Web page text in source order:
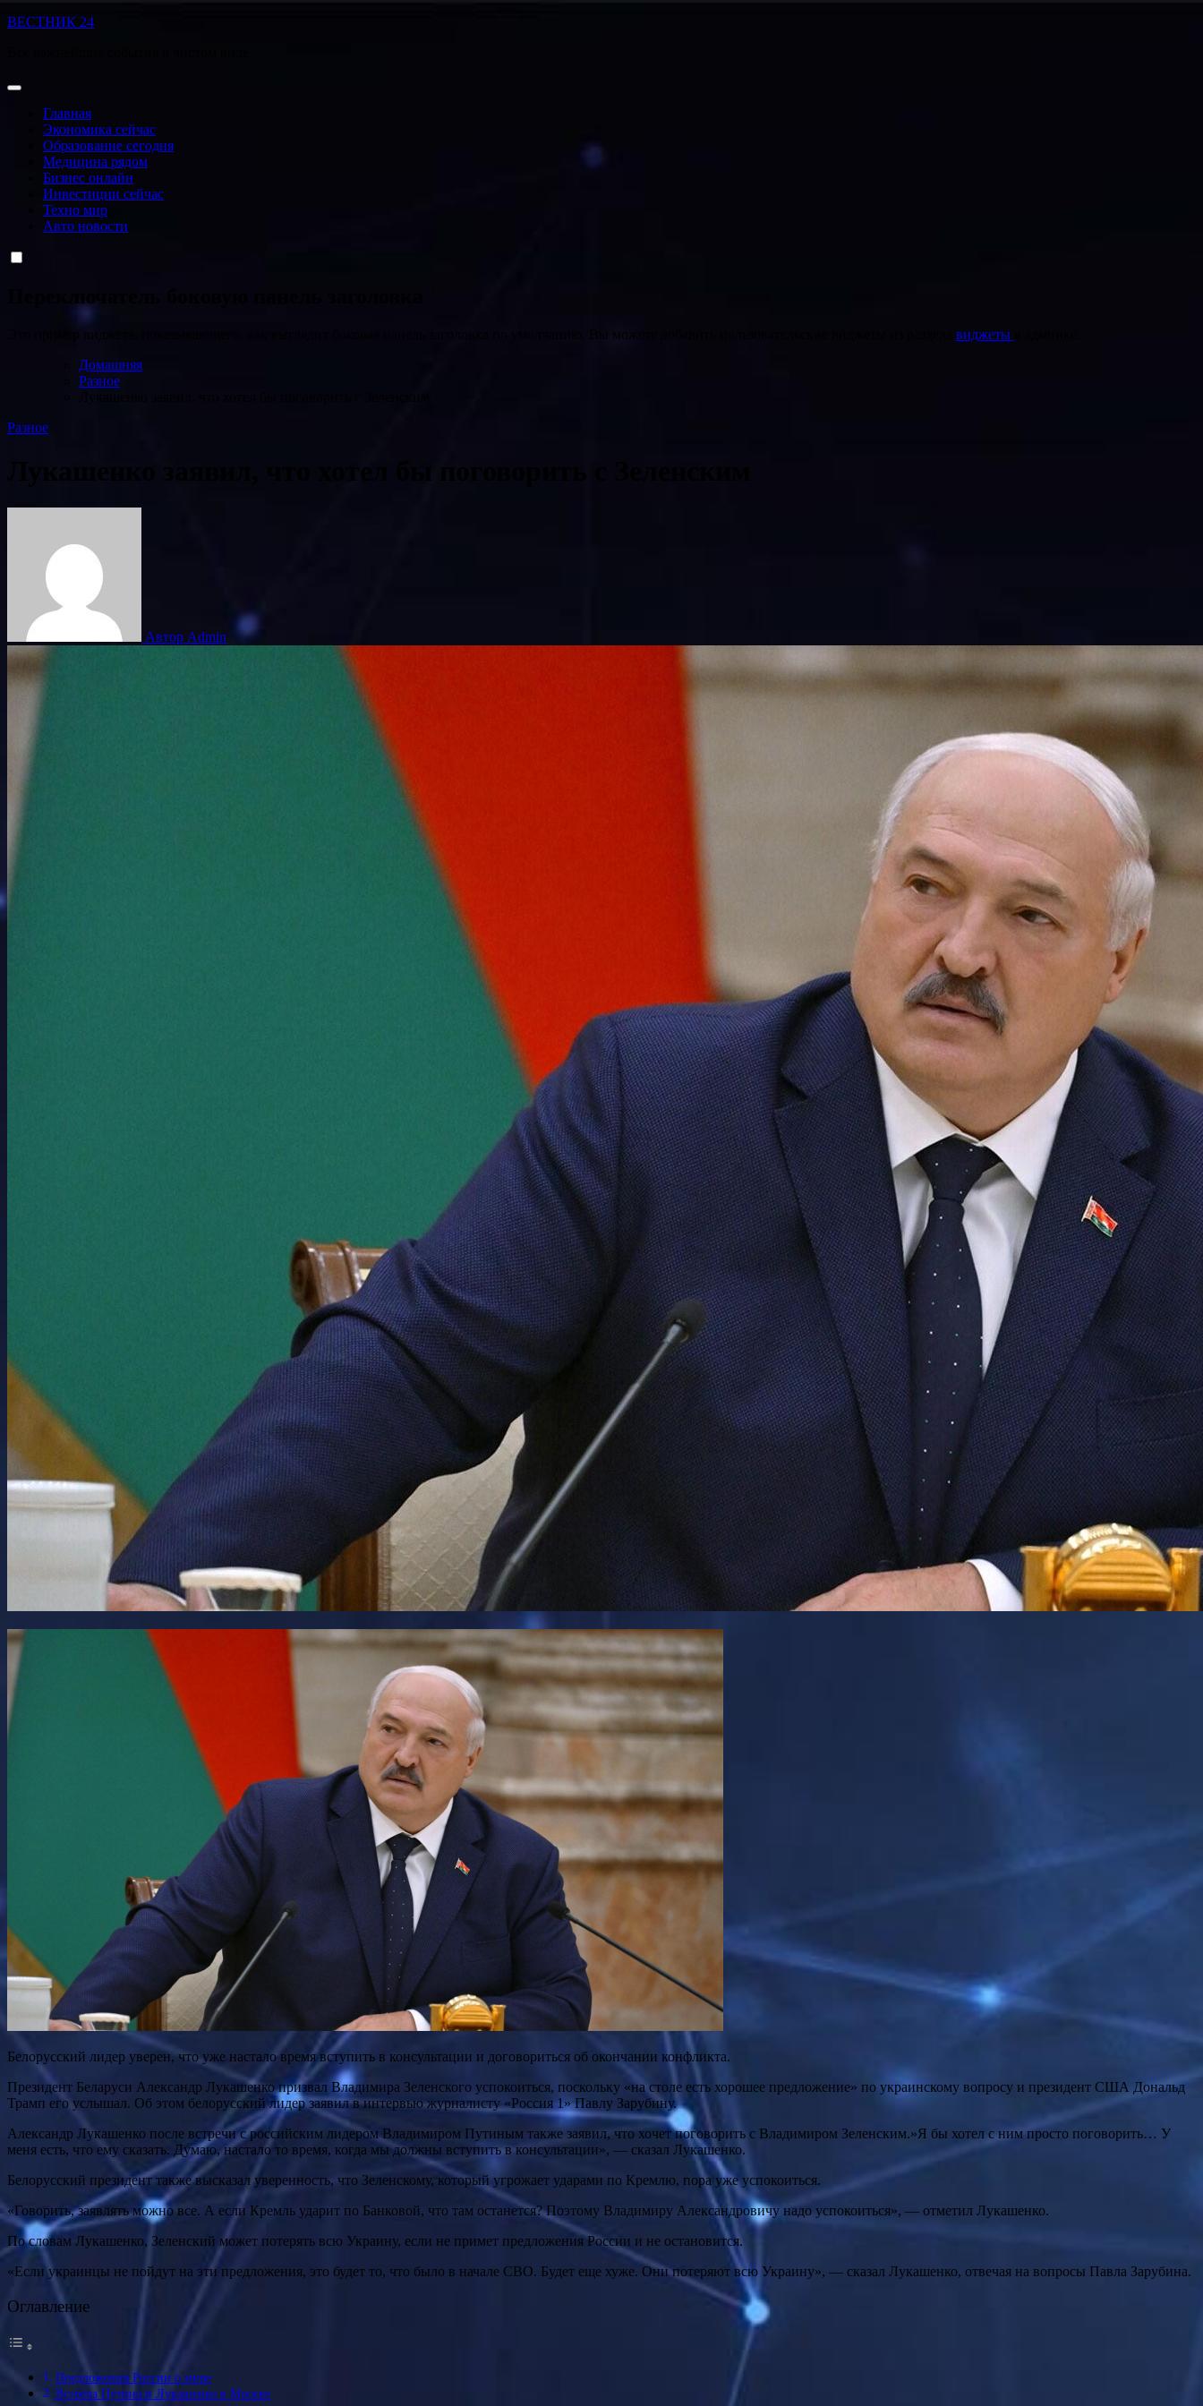
Перейти
ВЕСТНИК 24
Главная
Экономика сейчас
Образование сегодня
Медицина рядом
Бизнес онлайн
Инвестиции сейчас
Техно мир
Авто новости
Переключатель боковую панель заголовка
Это пример виджета, показывающего, как выглядит боковая панель заголовка по умолчанию. Вы можете добавить пользовательские виджеты из раздела виджеты
Домашняя
Разное
Разное
Автор Admin
Белорусский лидер уверен, что уже настало время вступить в консультации и договориться об окончании конфликта.
Президент Беларуси Александр Лукашенко призвал Владимира Зеленского успокоиться, поскольку «на столе есть хорошее предложение» по украинскому вопросу и президент США Дональд
Трамп его услышал. Об этом белорусский лидер заявил в интервью журналисту «Россия 1» Павлу Зарубину.
Александр Лукашенко после встречи с российским лидером Владимиром Путиным также заявил, что хочет поговорить с Владимиром Зеленским.»Я бы хотел с ним просто поговорить… У
меня есть, что ему сказать. Думаю, настало то время, когда мы должны вступить в консультации», ― сказал Лукашенко.
Белорусский президент также высказал уверенность, что Зеленскому, который угрожает ударами по Кремлю, пора уже успокоиться.
«Говорить, заявлять можно все. А если Кремль ударит по Банковой, что там останется? Поэтому Владимиру Александровичу надо успокоиться», — отметил Лукашенко.
По словам Лукашенко, Зеленский может потерять всю Украину, если не примет предложения России и не остановится.
«Если украинцы не пойдут на эти предложения, это будет то, что было в начале СВО. Будет еще хуже. Они потеряют всю Украину», ― сказал Лукашенко, отвечая на вопросы Павла Зарубина.
Оглавление
Предложения России о мире
Встреча Путина и Лукашенко в Москве